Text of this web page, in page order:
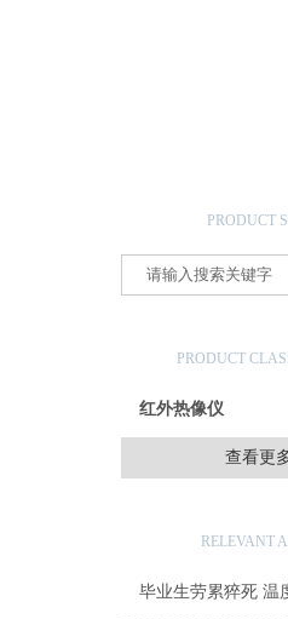
PRODUCT
PRODUCT
红外热像仪
查看更
RELEVANT